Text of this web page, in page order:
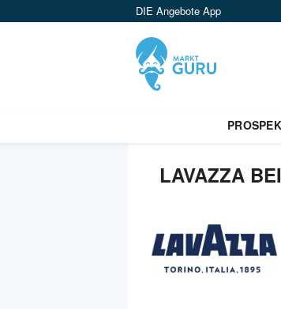
DIE Angebote App
LAVAZZA